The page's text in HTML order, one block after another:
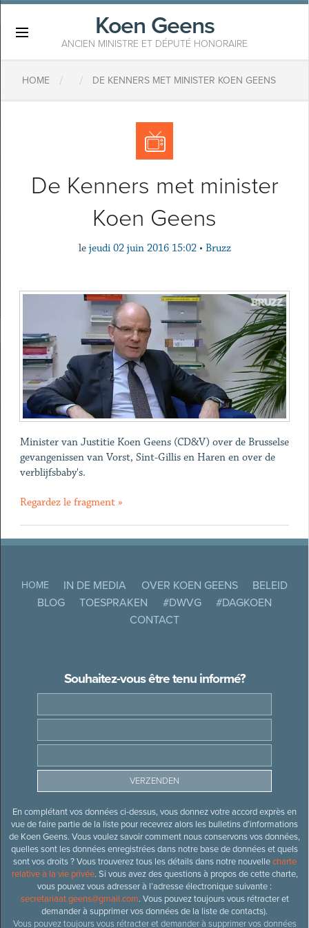
Koen Geens
ANCIEN MINISTRE ET DÉPUTÉ HONORAIRE
HOME / / DE KENNERS MET MINISTER KOEN GEENS
De Kenners met minister
Koen Geens
le jeudi 02 juin 2016 15:02 • Bruzz
Minister van Justitie Koen Geens (CD&V) over de Brusselse
gevangenissen van Vorst, Sint-Gillis en Haren en over de
verblijfsbaby's.
Regardez le fragment »
HOME IN DE MEDIA OVER KOEN GEENS
BELEID
BLOG
TOESPRAKEN #DWVG
#DAGKOEN
CONTACT
Souhaitez-vous être tenu informé?
En complétant vos données ci-dessus, vous donnez votre accord exprès en
vue de faire partie de la liste pour recevrez alors les bulletins d’informations
de Koen Geens. Vous voulez savoir comment nous conservons vos données,
quelles sont les données enregistrées dans notre base de données et quels
sont vos droits ? Vous trouverez tous les détails dans notre nouvellecharte
relative à la vie privée. Si vous avez des questions à propos de cette charte,
vous pouvez vous adresser à l’adresse électronique suivante :
secretariaat.geens@gmail.com. Vous pouvez toujours vous rétracter et
demander à supprimer vos données de la liste de contacts).
Vous pouvez toujours vous rétracter et demander à supprimer vos données